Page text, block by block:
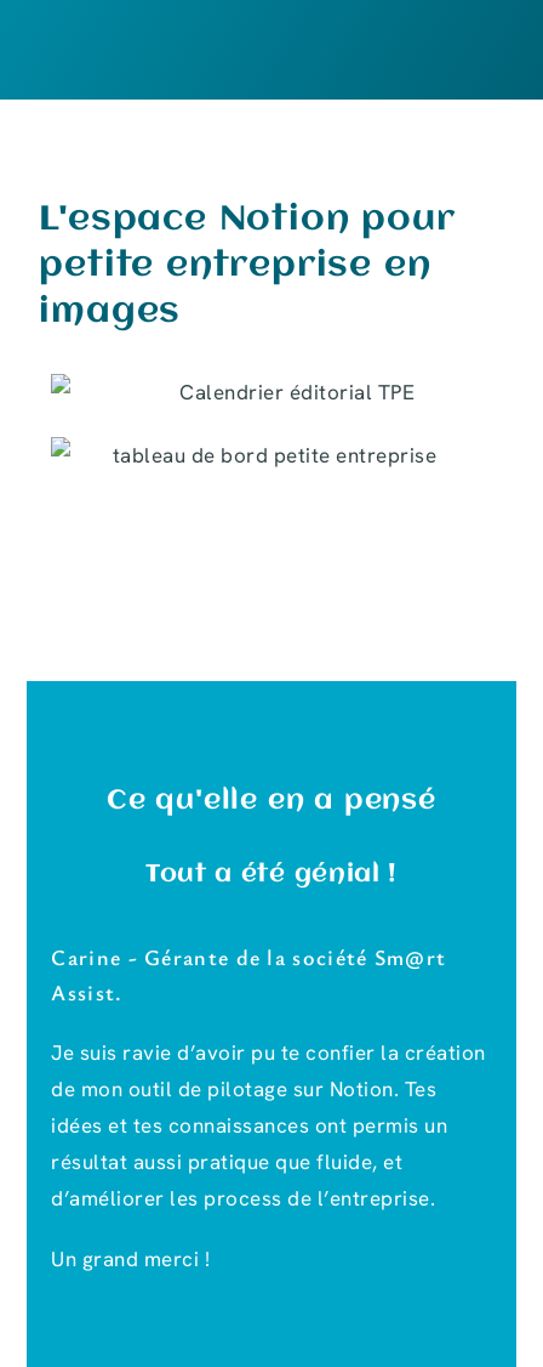
L'espace Notion pour
petite entreprise en
images
Ce qu'elle en a pensé
Tout a été génial !
Carine - Gérante de la société Sm@rt
Assist.
Je suis ravie d’avoir pu te confier la création
de mon outil de pilotage sur Notion. Tes
idées et tes connaissances ont permis un
résultat aussi pratique que fluide, et
d’améliorer les process de l’entreprise.
Un grand merci !